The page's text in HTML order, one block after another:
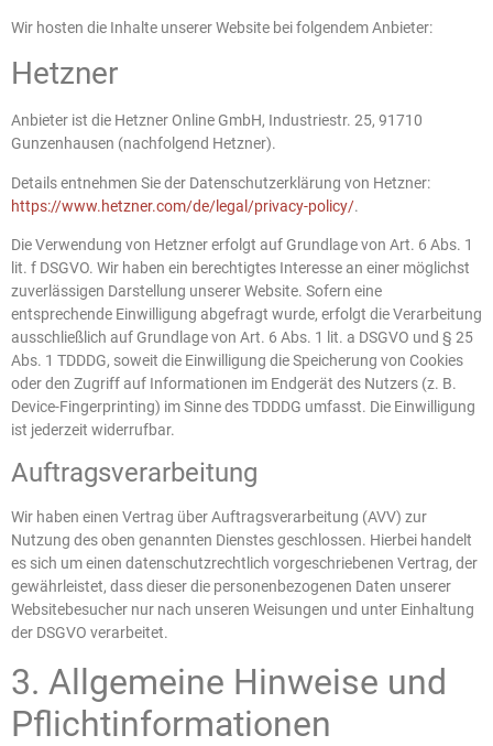
Wir hosten die Inhalte unserer Website bei folgendem Anbieter:
Hetzner
Anbieter ist die Hetzner Online GmbH, Industriestr. 25, 91710
Gunzenhausen (nachfolgend Hetzner).
Details entnehmen Sie der Datenschutzerklärung von Hetzner:
https://www.hetzner.com/de/legal/privacy-policy/.
Die Verwendung von Hetzner erfolgt auf Grundlage von Art. 6 Abs. 1
lit. f DSGVO. Wir haben ein berechtigtes Interesse an einer möglichst
zuverlässigen Darstellung unserer Website. Sofern eine
entsprechende Einwilligung abgefragt wurde, erfolgt die Verarbeitung
ausschließlich auf Grundlage von Art. 6 Abs. 1 lit. a DSGVO und § 25
Abs. 1 TDDDG, soweit die Einwilligung die Speicherung von Cookies
oder den Zugriff auf Informationen im Endgerät des Nutzers (z. B.
Device-Fingerprinting) im Sinne des TDDDG umfasst. Die Einwilligung
ist jederzeit widerrufbar.
Auftragsverarbeitung
Wir haben einen Vertrag über Auftragsverarbeitung (AVV) zur
Nutzung des oben genannten Dienstes geschlossen. Hierbei handelt
es sich um einen datenschutzrechtlich vorgeschriebenen Vertrag, der
gewährleistet, dass dieser die personenbezogenen Daten unserer
Websitebesucher nur nach unseren Weisungen und unter Einhaltung
der DSGVO verarbeitet.
3. Allgemeine Hinweise und
Pflicht­informationen